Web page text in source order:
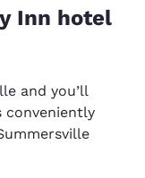
Inn hotel
and you’ll
conveniently